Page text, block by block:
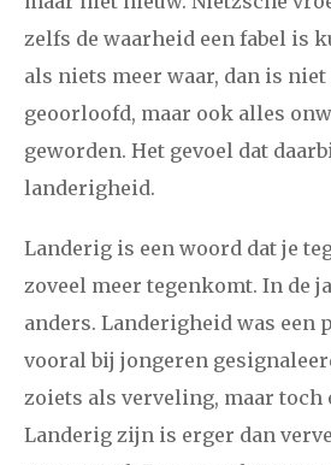
2008 augustus september oktober
2006
november december
zelfs de waarheid een fabel is
als niets meer waar, dan is
geoorloofd, maar ook alles
geworden. Het gevoel dat
landerigheid.
Landerig is een woord dat je
zoveel meer tegenkomt. In de
anders. Landerigheid was een
vooral bij jongeren
zoiets als verveling, maar toch
Landerig zijn is erger dan